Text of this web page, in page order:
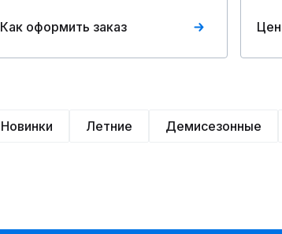
Как оформить заказ
Новинки Летние Демисезонные